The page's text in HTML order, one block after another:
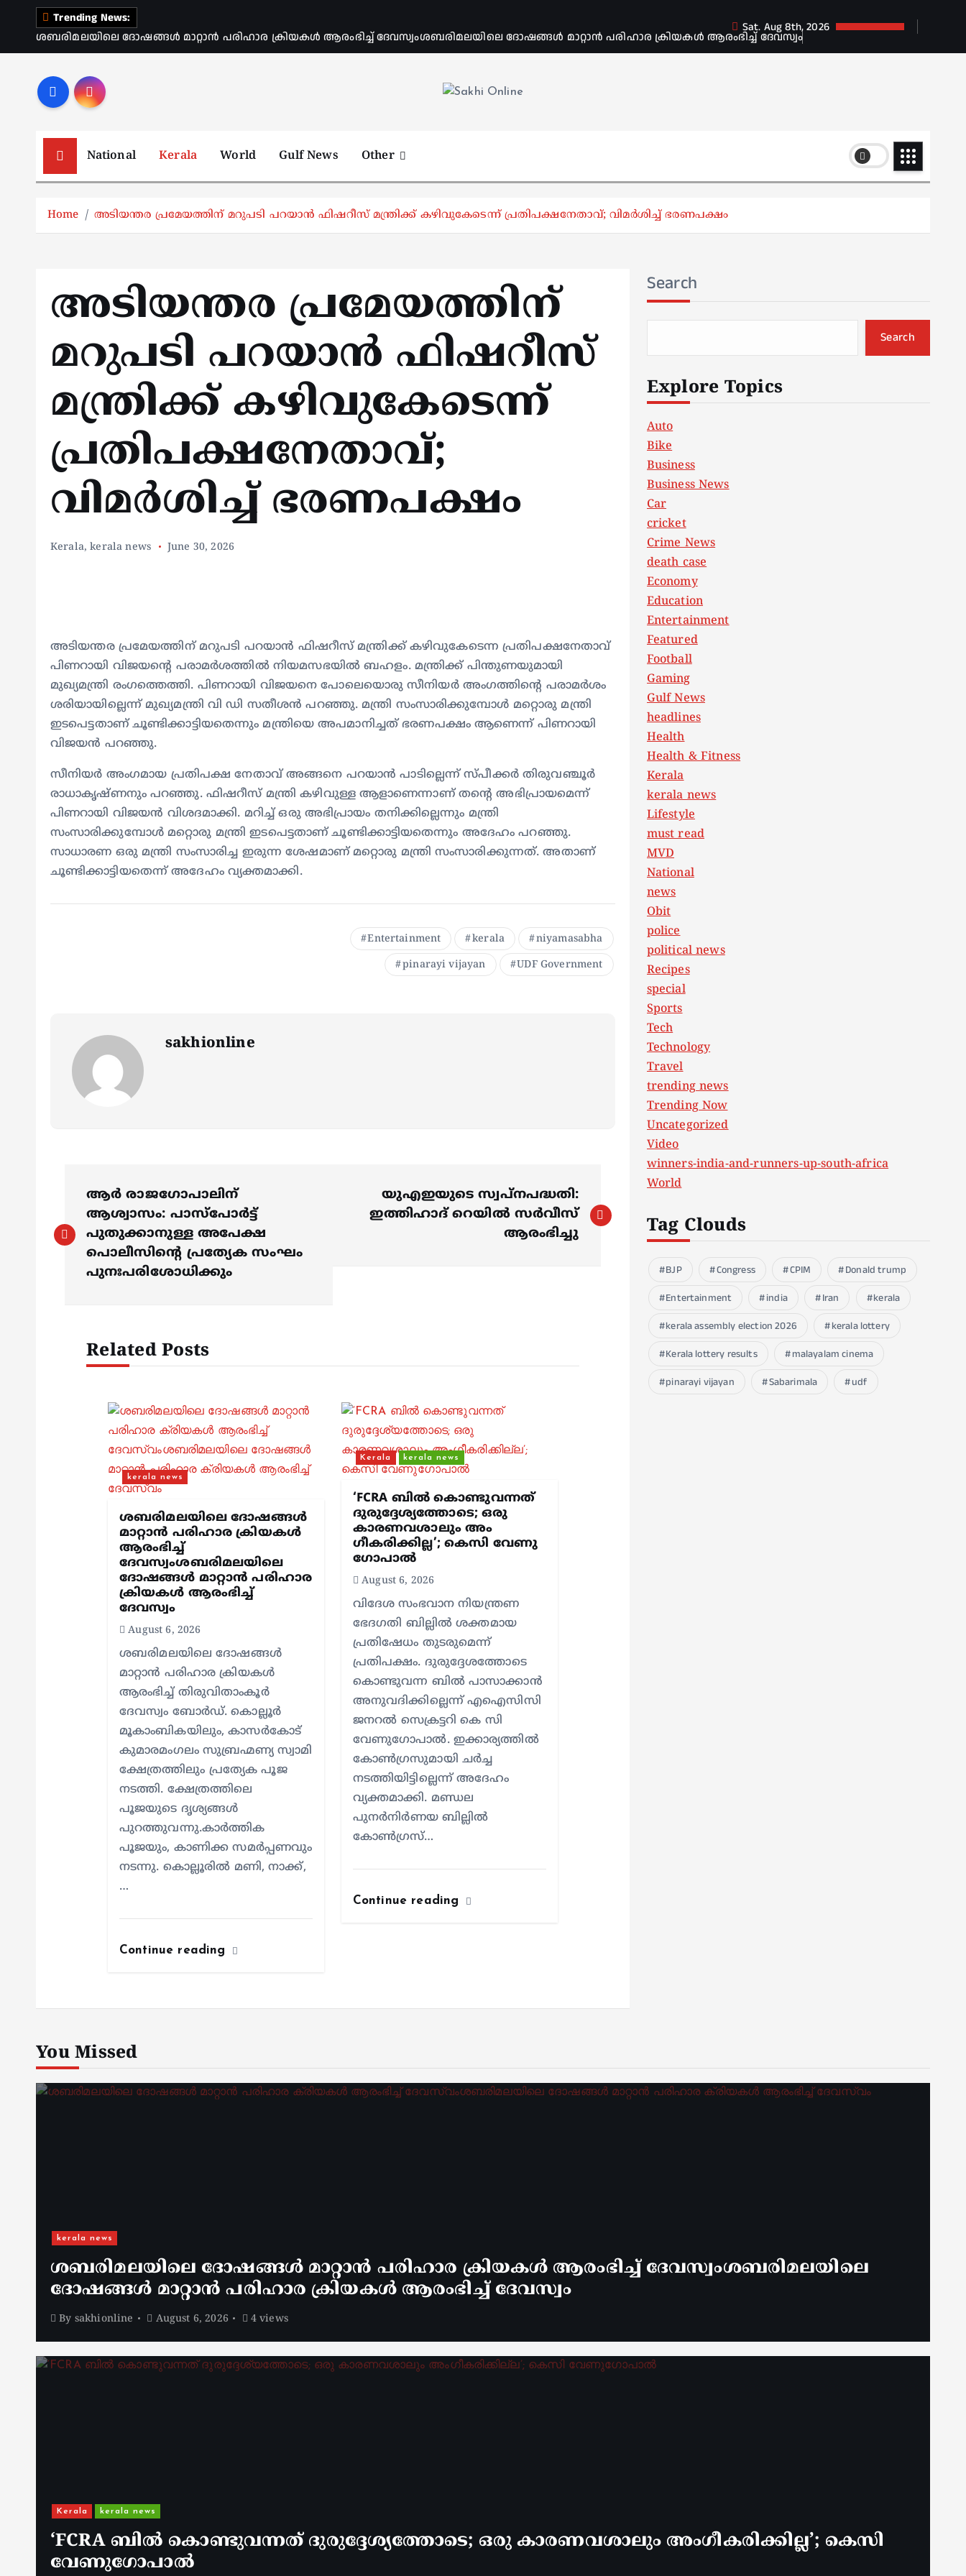
Trending News:
ശബരിമലയിലെ ദോഷങ്ങൾ മാറ്റാൻ പരിഹാര ക്രിയകൾ ആരംഭിച്ച് ദേവസ്വംശബരിമലയിലെ ദോഷങ്ങൾ മാറ്റാൻ പരിഹാര ക്രിയകൾ ആരംഭിച്ച് ദേവസ്വം
Sat. Aug 8th, 2026
National Kerala World Gulf News Other
Home അടിയന്തര പ്രമേയത്തിന് മറുപടി പറയാൻ ഫിഷറീസ് മന്ത്രിക്ക് കഴിവുകേടെന്ന് പ്രതിപക്ഷനേതാവ്; വിമർശിച്ച് ഭരണപക്ഷം
അടിയന്തര പ്രമേയത്തിന്
മറുപടി പറയാൻ ഫിഷറീസ്
മന്ത്രിക്ക് കഴിവുകേടെന്ന്
പ്രതിപക്ഷനേതാവ്;
വിമർശിച്ച് ഭരണപക്ഷം
Kerala,kerala news June 30, 2026
അടിയന്തര പ്രമേയത്തിന് മറുപടി പറയാൻ ഫിഷറീസ് മന്ത്രിക്ക് കഴിവുകേടെന്ന പ്രതിപക്ഷനേതാവ്
പിണറായി വിജയന്റെ പരാമർശത്തിൽ നിയമസഭയിൽ ബഹളം. മന്ത്രിക്ക് പിന്തുണയുമായി
മുഖ്യമന്ത്രി രം​ഗത്തെത്തി. പിണറായി വിജയനെ പോലെയൊരു സീനിയർ അംഗത്തിന്റെ പരാമർശം
ശരിയായില്ലെന്ന് മുഖ്യമന്ത്രി വി ഡി സതീശൻ പറഞ്ഞു. മന്ത്രി സംസാരിക്കുമ്പോൾ മറ്റൊരു മന്ത്രി
ഇടപെട്ടതാണ് ചൂണ്ടിക്കാട്ടിയതെന്നും മന്ത്രിയെ അപമാനിച്ചത് ഭരണപക്ഷം ആണെന്ന് പിണറായി
വിജയൻ പറഞ്ഞു.
സീനിയർ അംഗമായ പ്രതിപക്ഷ നേതാവ് അങ്ങനെ പറയാൻ പാടില്ലെന്ന് സ്പീക്കർ തിരുവഞ്ചൂർ
രാധാകൃഷ്ണനും പറഞ്ഞു. ഫിഷറീസ് മന്ത്രി കഴിവുള്ള ആളാണെന്നാണ് തന്റെ അഭിപ്രായമെന്ന്
പിണറായി വിജയൻ വിശദമാക്കി. മറിച്ച് ഒരു അഭിപ്രായം തനിക്കില്ലെന്നും മന്ത്രി
സംസാരിക്കുമ്പോൾ മറ്റൊരു മന്ത്രി ഇടപെട്ടതാണ് ചൂണ്ടിക്കാട്ടിയതെന്നും അദേഹം പറഞ്ഞു.
സാധാരണ ഒരു മന്ത്രി സംസാരിച്ച ഇരുന്ന ശേഷമാണ് മറ്റൊരു മന്ത്രി സംസാരിക്കുന്നത്. അതാണ്
ചൂണ്ടിക്കാട്ടിയതെന്ന് അദേഹം വ്യക്തമാക്കി.
Entertainment kerala niyamasabha
pinarayi vijayan UDF Government
sakhionline
o
ആർ രാജഗോപാലിന്
ആശ്വാസം: പാസ്പോർട്ട്
പുതുക്കാനുള്ള അപേക്ഷ
പൊലീസിന്റെ പ്രത്യേക സംഘം
പുനഃപരിശോധിക്കും
യുഎഇയുടെ സ്വപ്നപദ്ധതി:
ഇത്തിഹാദ് റെയിൽ സർവീസ്
ആരംഭിച്ചു
Related Posts
kerala news
ശബരിമലയിലെ ദോഷങ്ങൾ
മാറ്റാൻ പരിഹാര ക്രിയകൾ
ആരംഭിച്ച്
ദേവസ്വംശബരിമലയിലെ
ദോഷങ്ങൾ മാറ്റാൻ പരിഹാര
ക്രിയകൾ ആരംഭിച്ച്
ദേവസ്വം
August 6, 2026
ശബരിമലയിലെ ദോഷങ്ങൾ
മാറ്റാൻ പരിഹാര ക്രിയകൾ
ആരംഭിച്ച് തിരുവിതാംകൂർ
ദേവസ്വം ബോർഡ്. കൊല്ലൂർ
മൂകാംബികയിലും, കാസർകോട്
കുമാരമംഗലം സുബ്രഹ്മണ്യ സ്വാമി
ക്ഷേത്രത്തിലും പ്രത്യേക പൂജ
നടത്തി. ക്ഷേത്രത്തിലെ
പൂജയുടെ ദൃശ്യങ്ങൾ
പുറത്തുവന്നു.കാർത്തിക
പൂജയും, കാണിക്ക സമർപ്പണവും
നടന്നു. കൊല്ലൂരിൽ മണി, നാക്ക്,
…
Continue reading
Kerala kerala news
‘FCRA ബിൽ കൊണ്ടുവന്നത്
ദുരുദ്ദേശ്യത്തോടെ; ഒരു
കാരണവശാലും അം​
ഗീകരിക്കില്ല’; കെസി വേണു​
ഗോപാൽ
August 6, 2026
വിദേശ സംഭവാന നിയന്ത്രണ
ഭേദഗതി ബില്ലിൽ ശക്തമായ
പ്രതിഷേധം തുടരുമെന്ന്
പ്രതിപക്ഷം. ദുരുദ്ദേശത്തോടെ
കൊണ്ടുവന്ന ബിൽ പാസാക്കാൻ
അനുവദിക്കില്ലെന്ന് എഐസിസി
ജനറൽ സെക്രട്ടറി കെ സി
വേണുഗോപാൽ. ഇക്കാര്യത്തിൽ
കോൺഗ്രസുമായി ചർച്ച
നടത്തിയിട്ടില്ലെന്ന് അദേഹം
വ്യക്തമാക്കി. മണ്ഡല
പുനർനിർണയ ബില്ലിൽ
കോൺഗ്രസ്…
Continue reading
Search
Search
Explore Topics
Auto
Bike
Business
Business News
Car
cricket
Crime News
death case
Economy
Education
Entertainment
Featured
Football
Gaming
Gulf News
headlines
Health
Health & Fitness
Kerala
kerala news
Lifestyle
must read
MVD
National
news
Obit
police
political news
Recipes
special
Sports
Tech
Technology
Travel
trending news
Trending Now
Uncategorized
Video
winners-india-and-runners-up-south-africa
World
Tag Clouds
BJP Congress CPIM
Donald trump
Entertainment
india Iran
kerala
kerala assembly election 2026
kerala lottery
Kerala lottery results
malayalam cinema
pinarayi vijayan
Sabarimala udf
You Missed
kerala news
ശബരിമലയിലെ ദോഷങ്ങൾ മാറ്റാൻ പരിഹാര ക്രിയകൾ ആരംഭിച്ച് ദേവസ്വംശബരിമലയിലെ
ദോഷങ്ങൾ മാറ്റാൻ പരിഹാര ക്രിയകൾ ആരംഭിച്ച് ദേവസ്വം
By sakhionline August 6, 2026 4 views
Kerala kerala news
‘FCRA ബിൽ കൊണ്ടുവന്നത് ദുരുദ്ദേശ്യത്തോടെ; ഒരു കാരണവശാലും അം​ഗീകരിക്കില്ല’; കെസി
വേണു​ഗോപാൽ